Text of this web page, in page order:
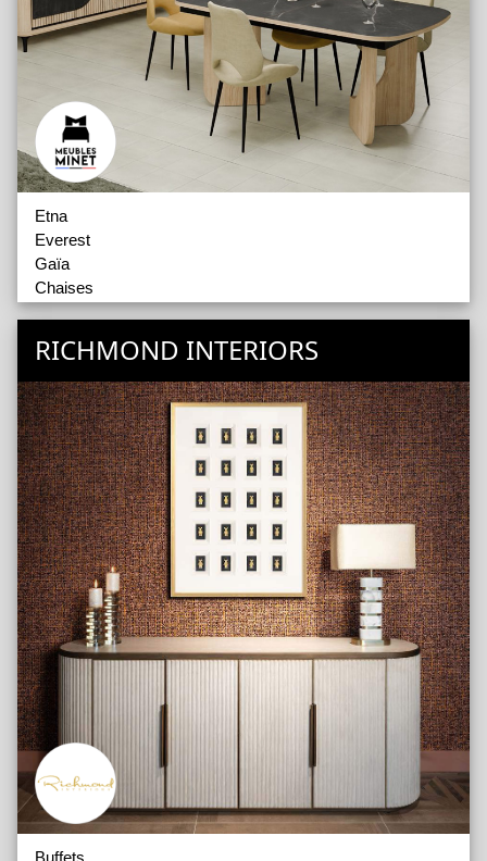
Etna
Everest
Gaïa
Chaises
Enfilades Buffets
Armoirettes et Vitrines
RICHMOND INTERIORS
Buffets